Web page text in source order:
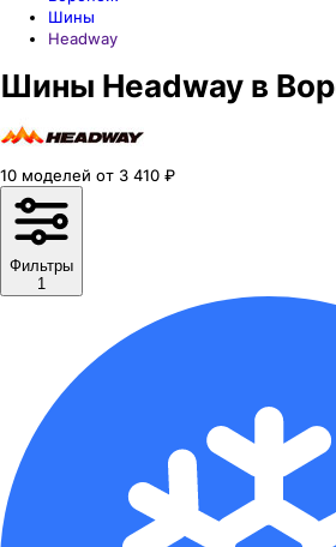
Шины
Headway
Шины Headway в
10 моделей от 3 410 ₽
Фильтры
1